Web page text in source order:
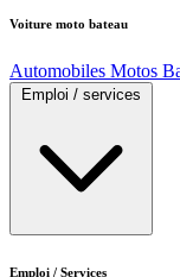
Voiture moto bateau
Automobiles Motos
Emploi / services
Emploi / Services